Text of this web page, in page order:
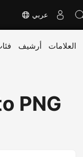
عربي
أرشيف العلامات
PNG